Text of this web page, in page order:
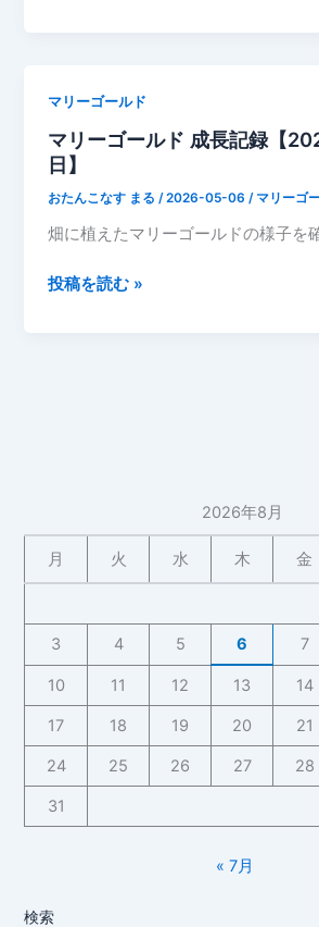
し
い
花
え
し
ル
ド
成
長
録
年
マリーゴールド
マリーゴールド 成長記録【
日】
おたんこなす まる/2026-05-06/ マリーゴ
畑に植えたマリーゴールドの様子を
マ
【2026
5
月
6
日】
投稿を読む »
2026年8月
月 火 水 木 金
3 4 5 6 7
10 11 12 13 14
17 18 19 20 21
24 25 26 27 28
31
« 7月
検索